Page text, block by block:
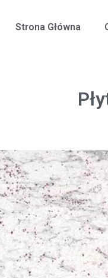
Strona Główna